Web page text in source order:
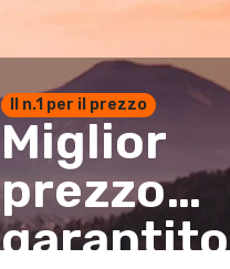
Il n.1 per il prezzo
Miglior
prezzo
garantito